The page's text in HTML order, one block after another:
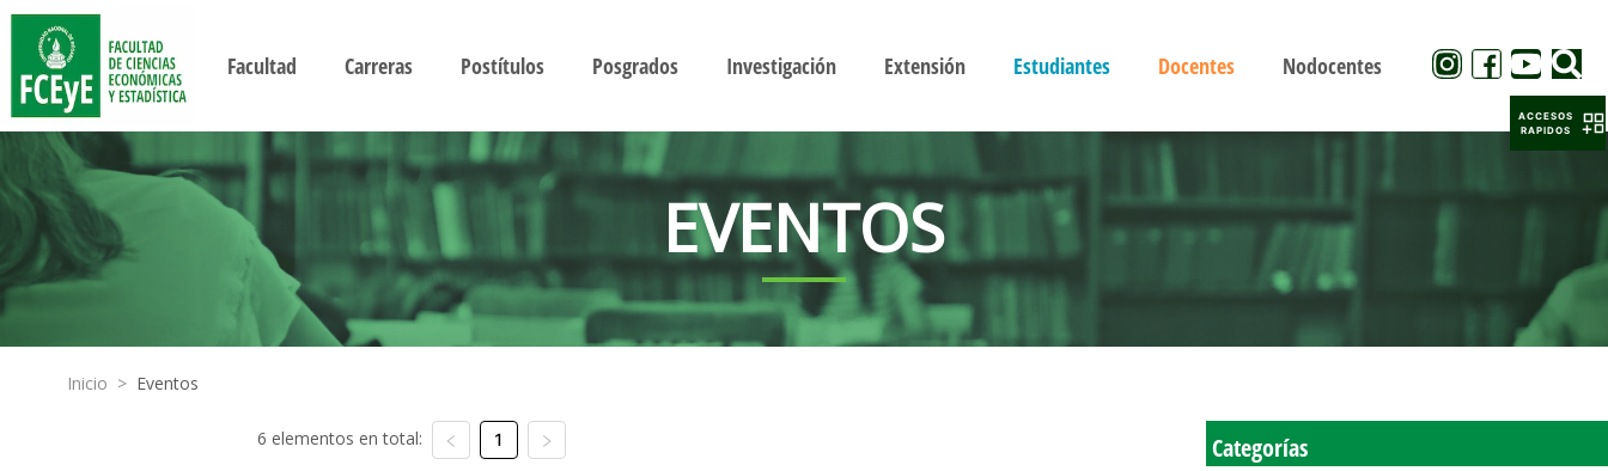
Facultad Carreras Postítulos Posgrados Investigación Extensión Estudiantes Docentes Nodocentes
EVENTOS
Inicio > Eventos
6 elementos en total: 1 Categorías
ACCESOS
RAPIDOS